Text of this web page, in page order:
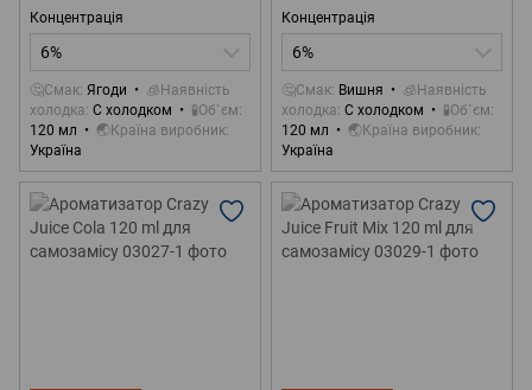
Концентрація
6%
🤔Смак Ягоди
🧊Наявність
холодка С холодком
🧪Об`єм
120 мл
🌏Країна виробник
Україна
Концентрація
6%
🤔Смак Вишня
🧊Наявність
холодка С холодком
🧪Об`єм
120 мл
🌏Країна виробник
Україна